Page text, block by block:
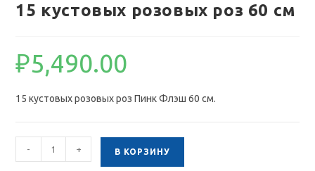
15 кустовых розовых роз 60 см
₽5,490.00
15 кустовых розовых роз Пинк Флэш 60 см.
Количество
товара
- + В КОРЗИНУ